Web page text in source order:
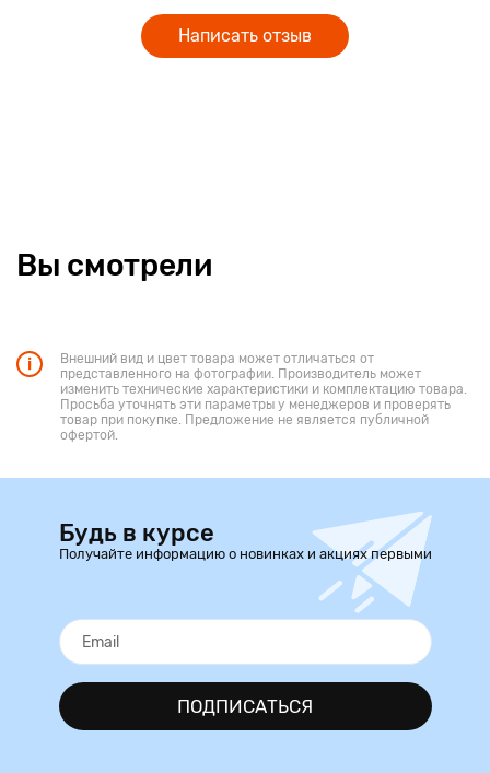
Написать отзыв
Вы смотрели
Внешний вид и цвет товара может отличаться от
представленного на фотографии. Производитель может
изменить технические характеристики и комплектацию товара.
Просьба уточнять эти параметры у менеджеров и проверять
товар при покупке. Предложение не является публичной
офертой.
Будь в курсе
Получайте информацию о новинках и акциях первыми
ПОДПИСАТЬСЯ